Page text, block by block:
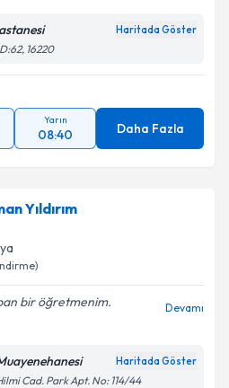
Haritada Göster
16220
Yarın
08:40 Daha Fazla
Yıldırım
bir öğretmenim.
Devamı
Haritada Göster
Cad. Park Apt. No: 114/44